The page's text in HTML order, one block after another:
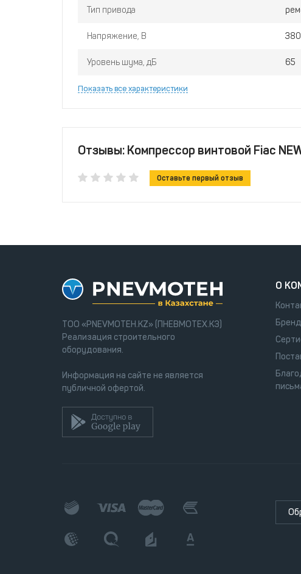
Тип привода
Напряжение, В 380
Уровень шума, дБ 65
Показать все характеристики
Отзывы: Компрессор винтовой Fiac
Оставьте первый отзыв
ТОО «PNEVMOTEH.KZ» (ПНЕВМОТЕХ.КЗ)
Реализация строительного
оборудования.
Информация на сайте не является
публичной офертой.
О